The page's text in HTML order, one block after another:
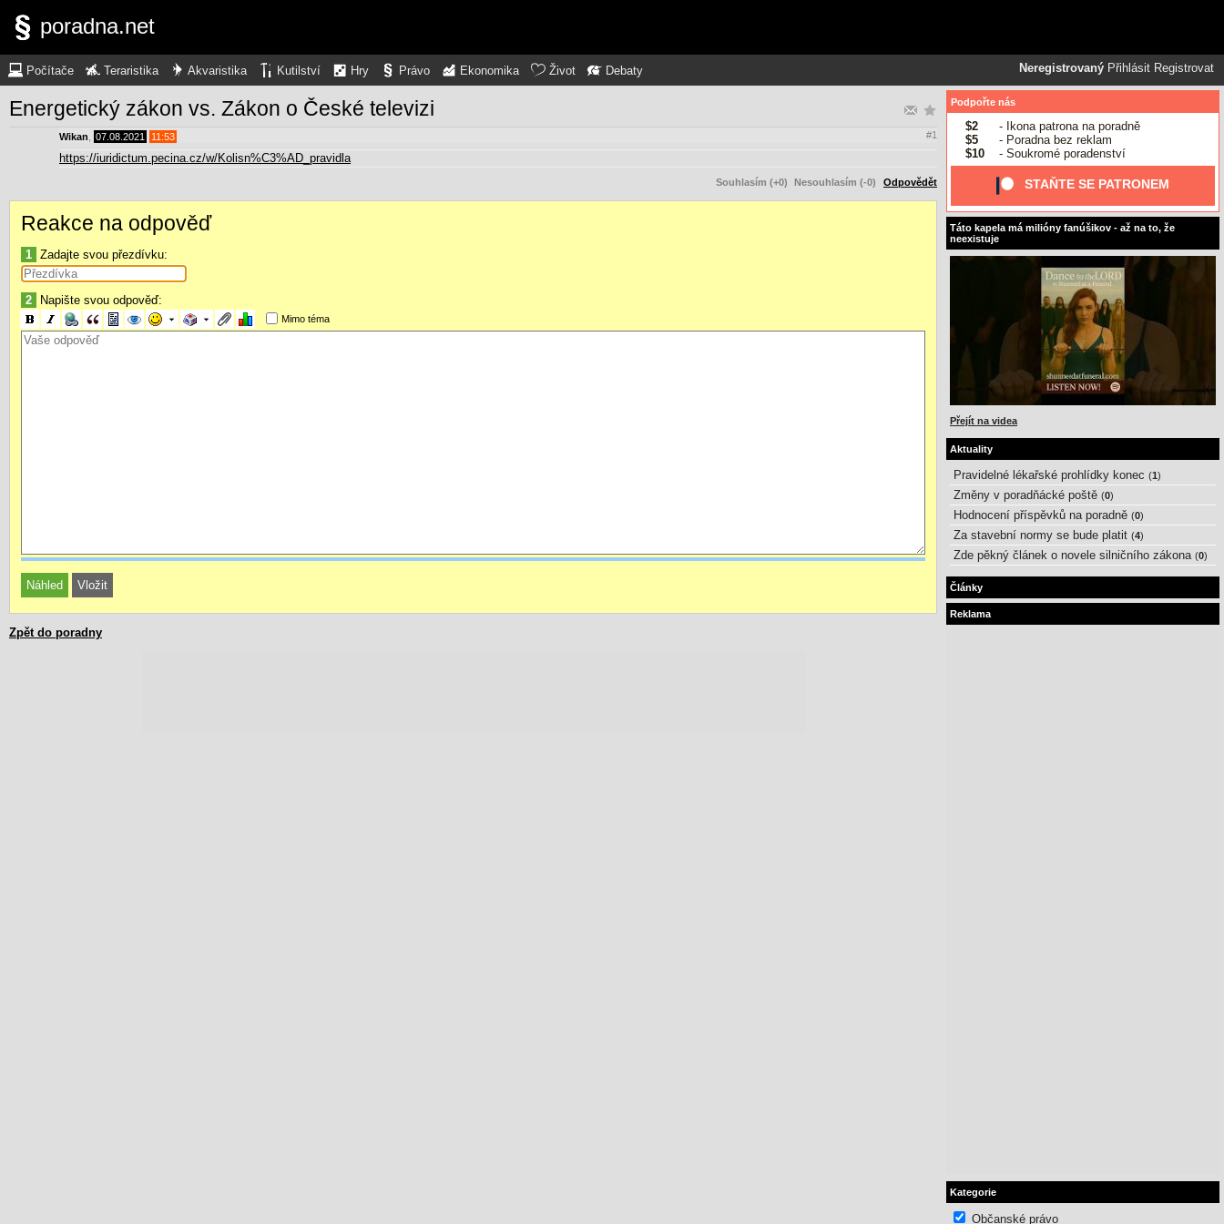
poradna.net
Neregistrovaný Přihlásit Registrovat
Počítače Teraristika Akvaristika Kutilství Hry Právo Ekonomika Život Debaty
Energetický zákon vs. Zákon o České televizi
Wikan 07.08.2021 11:53 #1
https://iuridictum.pecina.cz/w/Kolisn%C3%AD_pravidla
Souhlasím (+0) Nesouhlasím (-0) Odpovědět
Reakce na odpověď
1 Zadajte svou přezdívku:
2 Napište svou odpověď:
Mimo téma
Zpět do poradny
Podpořte nás
$2
- Ikona patrona na poradně
$5
- Poradna bez reklam
$10
- Soukromé poradenství
STAŇTE SE PATRONEM
Táto kapela má milióny fanúšikov - až na to, že
neexistuje
Přejít na videa
Aktuality
Pravidelné lékařské prohlídky konec (1 )
Změny v poradňácké poště (0)
Hodnocení příspěvků na poradně (0)
Za stavební normy se bude platit (4)
Zde pěkný článek o novele silničního zákona (0)
Články
Reklama
Kategorie
Občanské právo